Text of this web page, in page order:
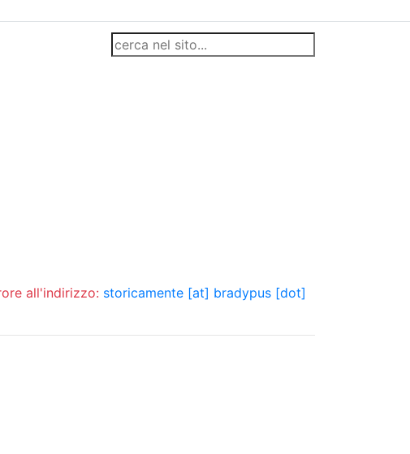
all'indirizzo: storicamente [at] bradypus [dot]